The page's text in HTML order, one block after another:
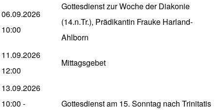
06.09.2026
10:00
Gottesdienst zur Woche der Diakonie
(14.n.Tr.), Prädikantin Frauke Harland-
Ahlborn
11.09.2026
12:00
Mittagsgebet
13.09.2026
10:00 -
Gottesdienst am 15. Sonntag nach Trinitatis